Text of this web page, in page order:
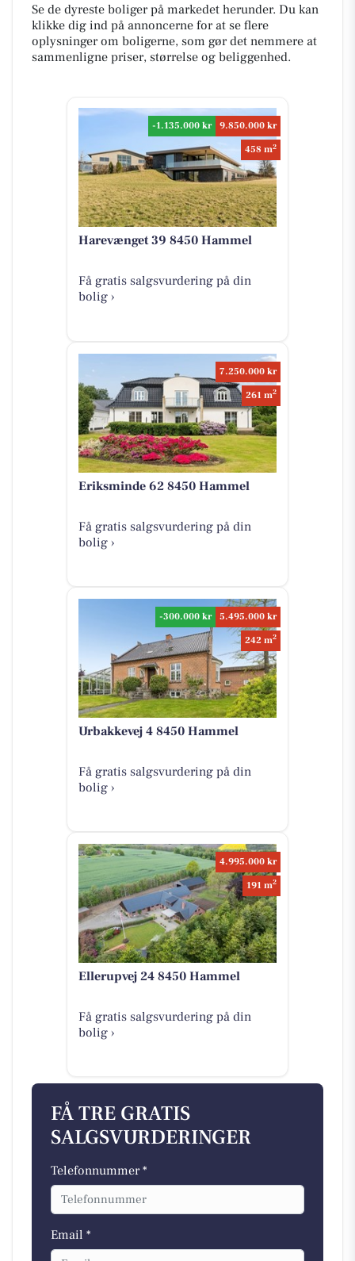
Se de dyreste boliger på markedet herunder. Du kan
klikke dig ind på annoncerne for at se flere
oplysninger om boligerne, som gør det nemmere at
sammenligne priser, størrelse og beliggenhed.
-1.135.000 kr
9.850.000 kr
458 m2
Harevænget 39 8450 Hammel
Få gratis salgsvurdering på din
bolig ›
7.250.000 kr
261 m2
Eriksminde 62 8450 Hammel
Få gratis salgsvurdering på din
bolig ›
-300.000 kr
5.495.000 kr
242 m2
Urbakkevej 4 8450 Hammel
Få gratis salgsvurdering på din
bolig ›
4.995.000 kr
191 m2
Ellerupvej 24 8450 Hammel
Få gratis salgsvurdering på din
bolig ›
FÅ TRE GRATIS
SALGSVURDERINGER
Telefonnummer *
Email *